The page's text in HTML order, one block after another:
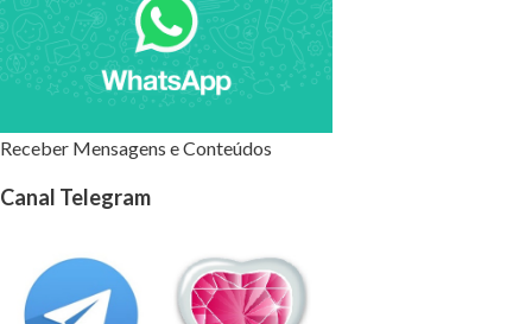
Receber Mensagens e Conteúdos
Canal Telegram